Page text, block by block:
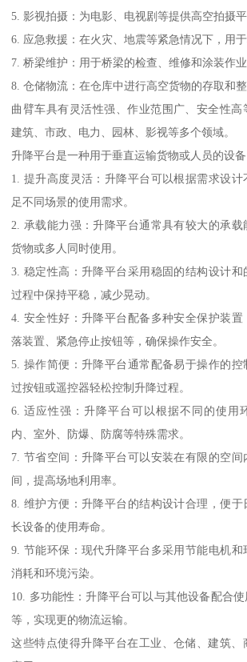
5. 影视拍摄：为电影、电视剧等提供高空拍摄平
6. 应急救援：在火灾、地震等紧急情况下，用于
7. 桥梁维护：用于桥梁的检查、维修和涂装作业
8. 仓储物流：在仓库中进行高空货物的存取和整
曲臂车具有灵活性强、作业范围广、安全性
建筑、市政、电力、园林、影视等多个领域。
升降平台是一种用于垂直运输货物或人员的设备
1. 提升高度灵活：升降平台可以根据需求设
足不同场景的使用需求。
2. 承载能力强：升降平台通常具有较大的承
货物或多人同时使用。
3. 稳定性高：升降平台采用稳固的结构设计
过程中保持平稳，减少晃动。
4. 安全性好：升降平台配备多种安全保护装
落装置、紧急停止按钮等，确保操作安全。
5. 操作简便：升降平台通常配备易于操作的控
过按钮或遥控器轻松控制升降过程。
6. 适应性强：升降平台可以根据不同的使用
内、室外、防爆、防腐等特殊需求。
7. 节省空间：升降平台可以安装在有限的空
间，提高场地利用率。
8. 维护方便：升降平台的结构设计合理，便
长设备的使用寿命。
9. 节能环保：现代升降平台多采用节能电机
消耗和环境污染。
10. 多功能性：升降平台可以与其他设备配合
等，实现更的物流运输。
这些特点使得升降平台在工业、仓储、建筑、